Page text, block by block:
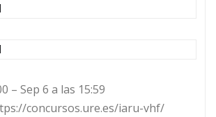
– Sep 6 a las 15:59
concursos.ure.es/iaru-vhf/